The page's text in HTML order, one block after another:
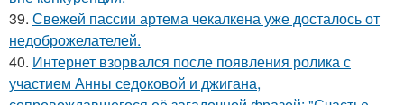
39. Свежей пассии артема чекалкена уже досталось от
недоброжелателей.
40. Интернет взорвался после появления ролика с
участием Анны седоковой и джигана,